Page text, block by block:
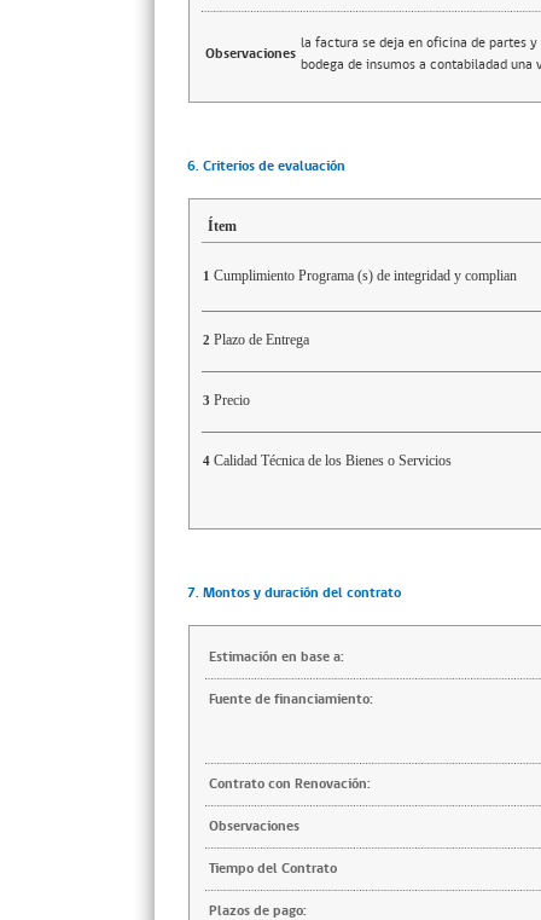
Observaciones
la factura se deja en oficina de partes
bodega de insumos a contabiladad
6. Criterios de evaluación
Ítem
1 Cumplimiento Programa (s) de integridad y complian
2 Plazo de Entrega
3 Precio
4 Calidad Técnica de los Bienes o Servicios
7. Montos y duración del contrato
Estimación en base a:
Fuente de financiamiento:
Contrato con Renovación:
Observaciones
Tiempo del Contrato
Plazos de pago: